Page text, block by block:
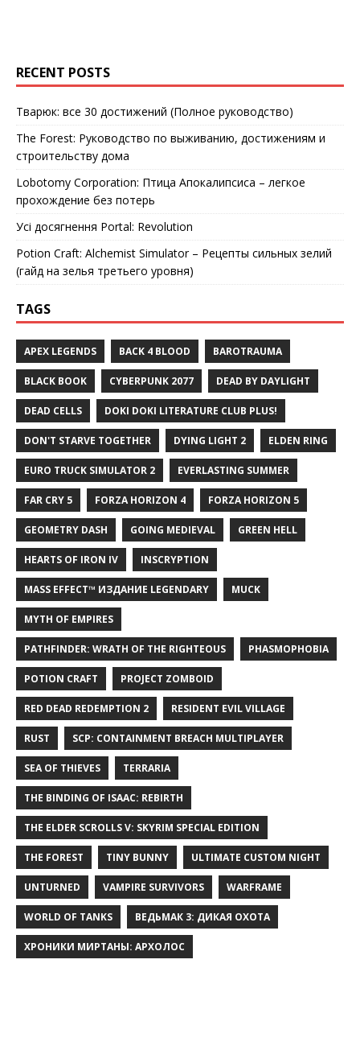
RECENT POSTS
Тварюк: все 30 достижений (Полное руководство)
The Forest: Руководство по выживанию, достижениям и
строительству дома
Lobotomy Corporation: Птица Апокалипсиса – легкое
прохождение без потерь
Усі досягнення Portal: Revolution
Potion Craft: Alchemist Simulator – Рецепты сильных зелий
(гайд на зелья третьего уровня)
TAGS
APEX LEGENDS BACK 4 BLOOD BAROTRAUMA
BLACK BOOK CYBERPUNK 2077 DEAD BY DAYLIGHT
DEAD CELLS DOKI DOKI LITERATURE CLUB PLUS!
DON'T STARVE TOGETHER DYING LIGHT 2 ELDEN RING
EURO TRUCK SIMULATOR 2 EVERLASTING SUMMER
FAR CRY 5 FORZA HORIZON 4 FORZA HORIZON 5
GEOMETRY DASH GOING MEDIEVAL GREEN HELL
HEARTS OF IRON IV INSCRYPTION
MASS EFFECT™ ИЗДАНИЕ LEGENDARY MUCK
MYTH OF EMPIRES
PATHFINDER: WRATH OF THE RIGHTEOUS PHASMOPHOBIA
POTION CRAFT PROJECT ZOMBOID
RED DEAD REDEMPTION 2 RESIDENT EVIL VILLAGE
RUST SCP: CONTAINMENT BREACH MULTIPLAYER
SEA OF THIEVES TERRARIA
THE BINDING OF ISAAC: REBIRTH
THE ELDER SCROLLS V: SKYRIM SPECIAL EDITION
THE FOREST TINY BUNNY ULTIMATE CUSTOM NIGHT
UNTURNED VAMPIRE SURVIVORS WARFRAME
WORLD OF TANKS ВЕДЬМАК 3: ДИКАЯ ОХОТА
ХРОНИКИ МИРТАНЫ: АРХОЛОС